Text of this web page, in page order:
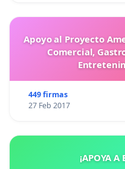
Apoyo al Proyecto
Comercial,
449 firmas
27 Feb 2017
¡APOYA A